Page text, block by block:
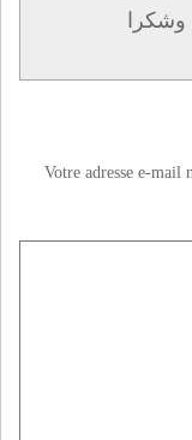
وشكرا
Votre adresse e-mail